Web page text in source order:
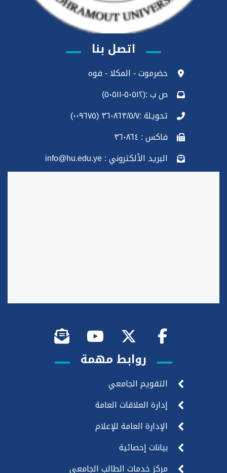
اتصل بنا
حضرموت - المكلا - فوه
ص ب :(٥٠٥١٢-٥٠٥١١)
تحويلة :٣٦٠٨٦٣/٥/٧ (٠٠٩٦٧٥)
فاكس : ٣٦٠٨٦٤
البريد الألكتروني : info@hu.edu.ye
روابط مهمة
التقويم الجامعي
إدارة العلاقات العامة
الإدارة العامة للإعلام
بيانات إحصائية
مركز خدمات الطالب الجامعي